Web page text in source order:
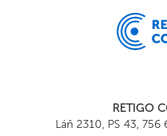
RETIGO
Láň 2310, PS 43,